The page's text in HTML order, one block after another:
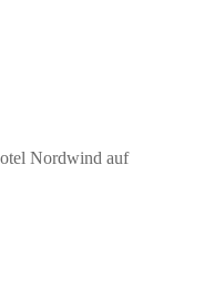
Nordwind auf